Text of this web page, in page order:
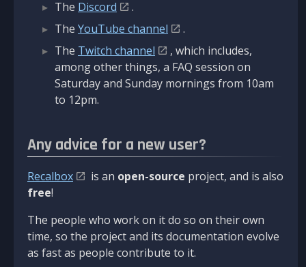
The Discord
.
The YouTube channel
.
The Twitch channel
, which includes,
among other things, a FAQ session on
Saturday and Sunday mornings from 10am
to 12pm.
Any advice for a new user?
Recalbox is an open-source project, and is also
free!
The people who work on it do so on their own
time, so the project and its documentation evolve
as fast as people contribute to it.